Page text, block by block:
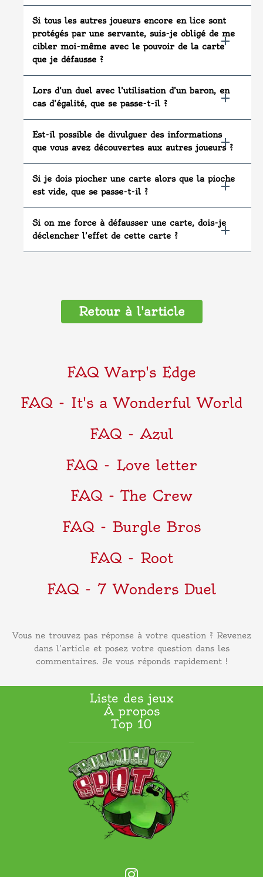
Si tous les autres joueurs encore en lice sont
protégés par une servante, suis-je obligé de me
cibler moi-même avec le pouvoir de la carte
que je défausse ?
Lors d’un duel avec l’utilisation d’un baron, en
cas d’égalité, que se passe-t-il ?
Est-il possible de divulguer des informations
que vous avez découvertes aux autres joueurs ?
Si je dois piocher une carte alors que la pioche
est vide, que se passe-t-il ?
Si on me force à défausser une carte, dois-je
déclencher l’effet de cette carte ?
Retour à l'article
FAQ Warp's Edge
FAQ - It's a Wonderful World
FAQ - Azul
FAQ - Love letter
FAQ - The Crew
FAQ - Burgle Bros
FAQ - Root
FAQ - 7 Wonders Duel
Vous ne trouvez pas réponse à votre question ? Revenez
dans l’article et posez votre question dans les
commentaires. Je vous réponds rapidement !
Liste des jeux
À propos
Top 10
I